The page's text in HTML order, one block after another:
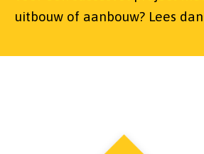
uitbouw of aanbouw? Lees